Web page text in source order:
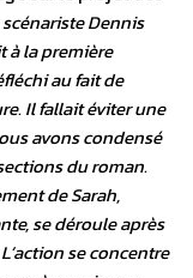
Dennis
à la première
au fait de
Il fallait éviter une
avons condensé
du roman.
de Sarah,
se déroule après
se concentre